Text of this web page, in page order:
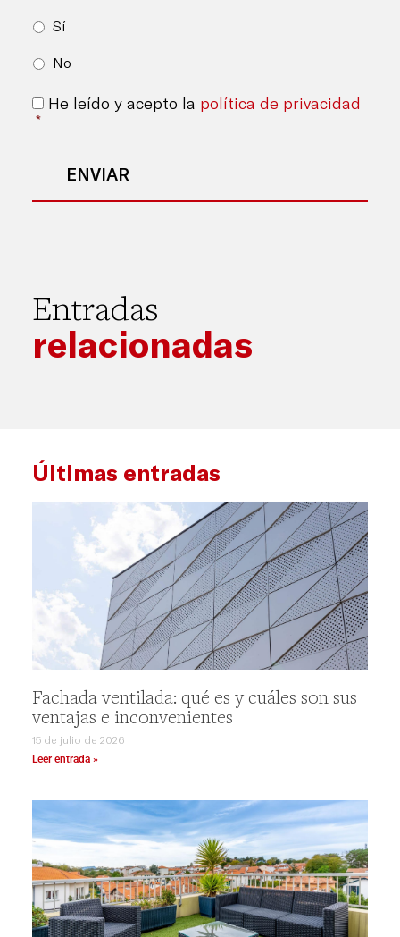
Sí
No
Consentimiento *
He leído y acepto la política de privacidad
*
Entradas
relacionadas
Últimas entradas
Fachada ventilada: qué es y cuáles son sus
ventajas e inconvenientes
15 de julio de 2026
Leer entrada »